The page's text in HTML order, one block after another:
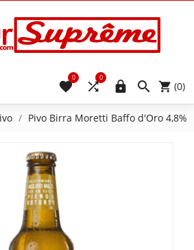
 (0)


0

0
Pivo Birra Moretti Baffo d'Oro 4,8%